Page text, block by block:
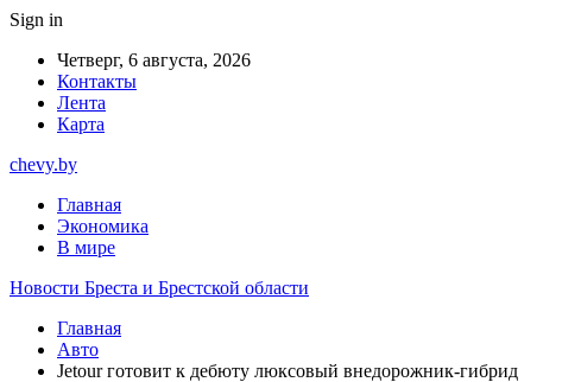
Sign in
Четверг, 6 августа, 2026
Контакты
Лента
Карта
chevy.by
Главная
Экономика
В мире
Новости Бреста и Брестской области
Главная
Авто
Jetour готовит к дебюту люксовый внедорожник-гибрид